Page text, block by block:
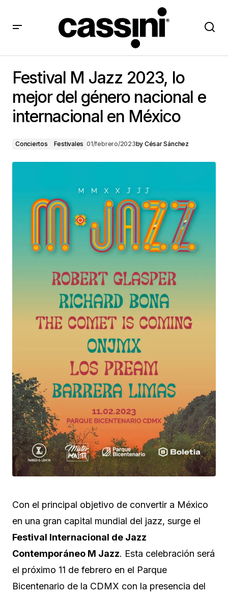
internacional en México
Festival M Jazz 2023, lo
mejor del género nacional e
internacional en México
Conciertos Festivales 01/febrero/2023by César Sánchez
Con el principal objetivo de convertir a México
en una gran capital mundial del jazz, surge el
Festival Internacional de Jazz
Contemporáneo M Jazz. Esta celebración será
el próximo 11 de febrero en el Parque
Bicentenario de la CDMX con la presencia del